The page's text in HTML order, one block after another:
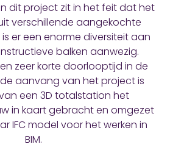
dit project zit in het feit dat het
verschillende aangekochte
er een enorme diversiteit aan
balken aanwezig.
zeer korte doorlooptijd in de
aanvang van het project is
een 3D totalstation het
in kaart gebracht en omgezet
IFC model voor het werken in
BIM.